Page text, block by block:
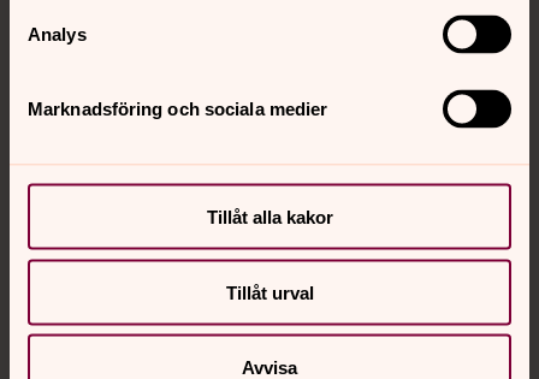
Analys
Marknadsföring och sociala medier
Tillåt alla kakor
Tillåt urval
Avvisa